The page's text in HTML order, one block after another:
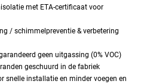
met ETA-certificaat voor
/ schimmelpreventie & verbetering
geen uitgassing (0% VOC)
geschuurd in de fabriek
snelle installatie en minder voegen en